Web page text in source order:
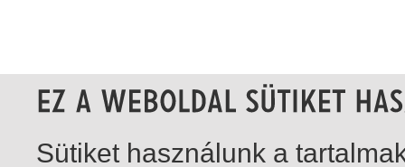
Sütiket használunk a